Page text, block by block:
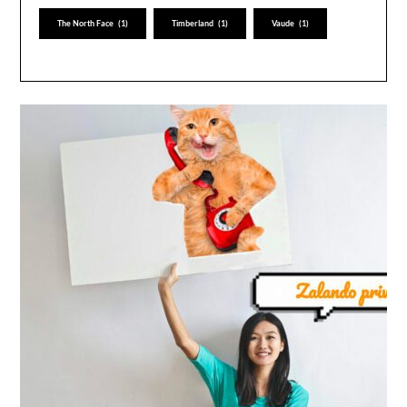
The North Face (1) Timberland (1) Vaude (1)